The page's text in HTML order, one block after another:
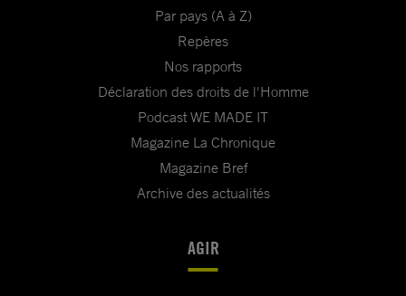
Par pays (A à Z)
Repères
Nos rapports
Déclaration des droits de l'Homme
Podcast WE MADE IT
Magazine La Chronique
Magazine Bref
Archive des actualités
AGIR